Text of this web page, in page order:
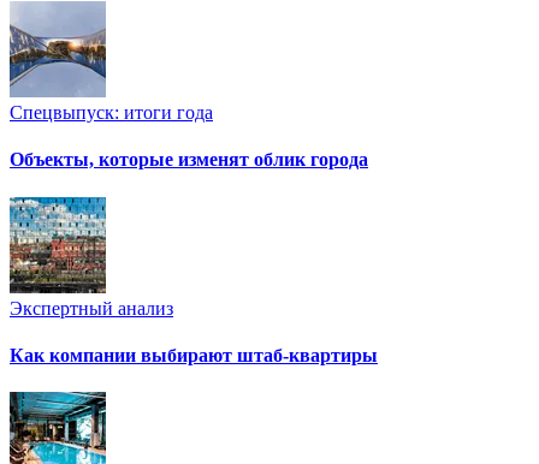
Спецвыпуск: итоги года
Объекты, которые изменят облик города
Экспертный анализ
Как компании выбирают штаб-квартиры